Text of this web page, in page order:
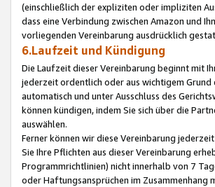
(einschließlich der expliziten oder impliziten
dass eine Verbindung zwischen Amazon und
vorliegenden Vereinbarung ausdrücklich
6.Laufzeit und Kündigung
Die Laufzeit dieser Vereinbarung beginnt mit
jederzeit ordentlich oder aus wichtigem
automatisch und unter Ausschluss des
können kündigen, indem Sie sich über die
auswählen.
Ferner können wir diese Vereinbarung
Sie Ihre Pflichten aus dieser Vereinbarung
Programmrichtlinien) nicht innerhalb von 7
oder Haftungsansprüchen im Zusammenhang